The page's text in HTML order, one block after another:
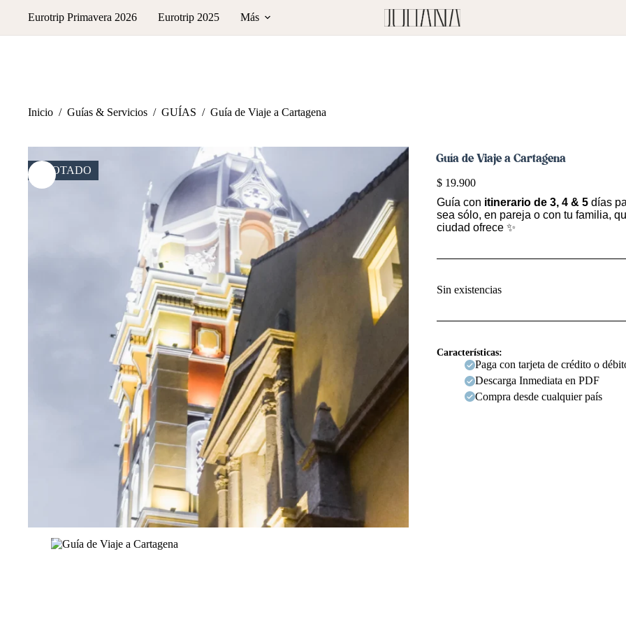
Eurotrip Primavera 2026 Eurotrip 2025 Más
Inicio / Guías & Servicios / GUÍAS / Guía de Viaje a Cartagena
AGOTADO
Guía de Viaje a Cartagena
$19.900
Guía con itinerario de 3, 4 & 5días
sea sólo, en pareja o con tu familia,
ciudad ofrece ✨
Sin existencias
Características:
Paga con tarjeta de crédito o
Descarga Inmediata en PDF
Compra desde cualquier país